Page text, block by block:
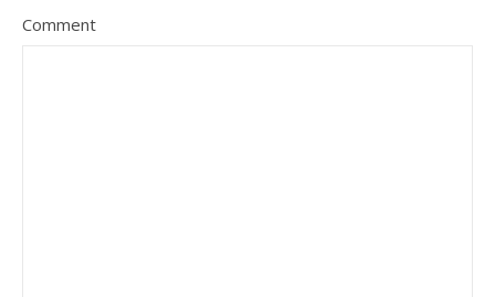
Comment